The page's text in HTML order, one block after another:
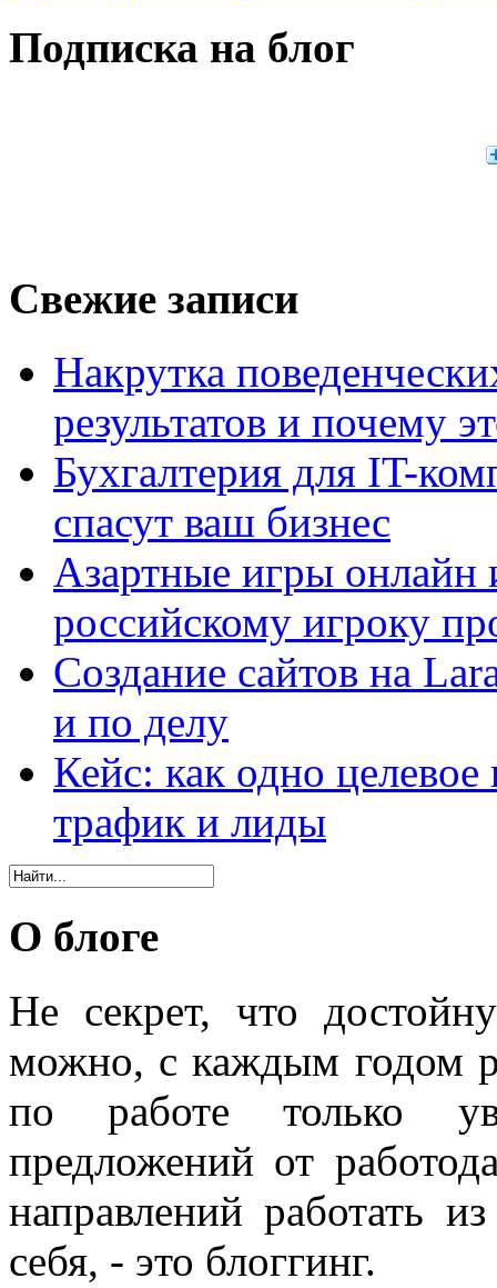
Подписка на блог
Свежие записи
Накрутка
результатов и почему
Бухгалтерия для IT-
спасут ваш бизнес
Азартные игры онлайн
российскому игроку
Создание сайтов на
и по делу
Кейс: как одно
трафик и лиды
О блоге
Не секрет, что
можно, с каждым годом
по работе только
предложений от
направлений работать
себя, - это блоггинг.